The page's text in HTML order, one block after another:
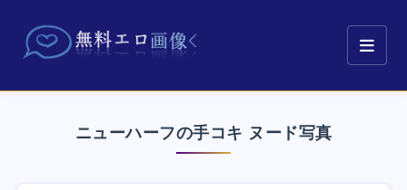
ニューハーフの手コキ ヌード写真